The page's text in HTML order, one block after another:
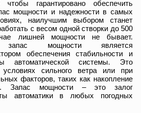
гарантировано обеспечить
мощности и надежности в самых
наилучшим выбором станет
с весом одной створки до 500
лишней мощности не бывает.
запас мощности является
обеспечения стабильности и
автоматической системы. Это
сильного ветра или при
факторов, таких как накопление
Запас мощности – это залог
автоматики в любых погодных